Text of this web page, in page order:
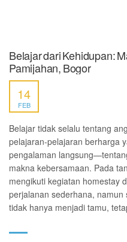
Belajar dari Kehidupan:
Pamijahan, Bogor
14
FEB
Belajar tidak selalu tentang
pelajaran-pelajaran berharga
pengalaman
makna kebersamaan. Pada
mengikuti kegiatan homestay
perjalanan sederhana,
tidak hanya menjadi tamu,